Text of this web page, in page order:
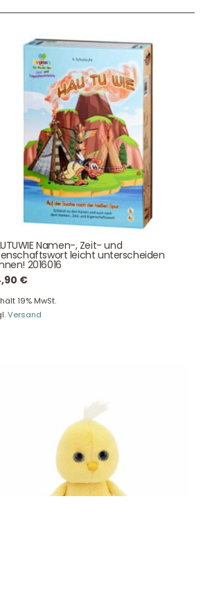
Namen-, Zeit- und
leicht unterscheiden
2016016
€
19% MwSt.
Versand
Geschenkkorb
Facebook, Instagram, Twitter oder
WhatsApp mitzuteilen.
Newsletter Anmelden
NEWSLETTER